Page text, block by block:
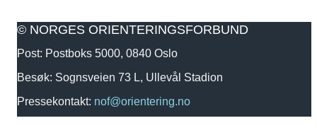
© NORGES ORIENTERINGSFORBUND
Post: Postboks 5000, 0840 Oslo
Besøk: Sognsveien 73 L, Ullevål Stadion
Pressekontakt: nof@orientering.no